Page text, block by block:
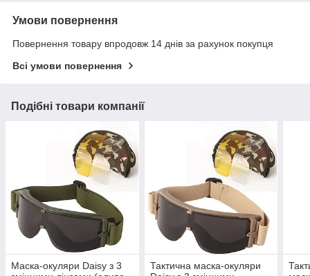
Умови повернення
Повернення товару впродовж 14 днів за рахунок покупця
Всі умови повернення
Подібні товари компанії
Маска-окуляри Daisy з 3
Тактична маска-окуляри